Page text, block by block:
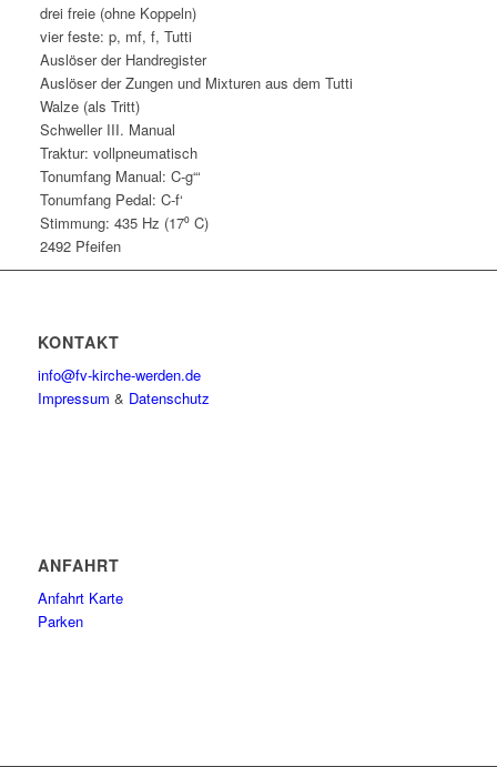
drei freie (ohne Koppeln)
vier feste: p, mf, f, Tutti
Auslöser der Handregister
Auslöser der Zungen und Mixturen aus dem Tutti
Walze (als Tritt)
Schweller III. Manual
Traktur: vollpneumatisch
Tonumfang Manual: C-g“‘
Tonumfang Pedal: C-f‘
Stimmung: 435 Hz (17⁰ C)
2492 Pfeifen
KONTAKT
info@fv-kirche-werden.de
Impressum & Datenschutz
ANFAHRT
Anfahrt Karte
Parken